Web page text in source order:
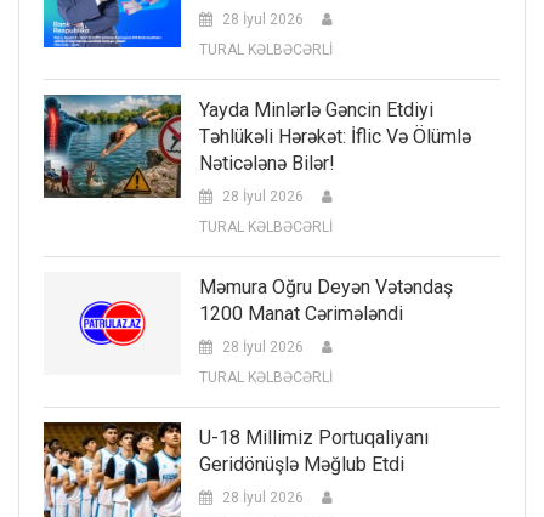
28 İyul 2026
TURAL KƏLBƏCƏRLİ
Yayda Minlərlə Gəncin Etdiyi
Təhlükəli Hərəkət: İflic Və Ölümlə
Nəticələnə Bilər!
28 İyul 2026
TURAL KƏLBƏCƏRLİ
Məmura Oğru Deyən Vətəndaş
1200 Manat Cərimələndi
28 İyul 2026
TURAL KƏLBƏCƏRLİ
U-18 Millimiz Portuqaliyanı
Geridönüşlə Məğlub Etdi
28 İyul 2026